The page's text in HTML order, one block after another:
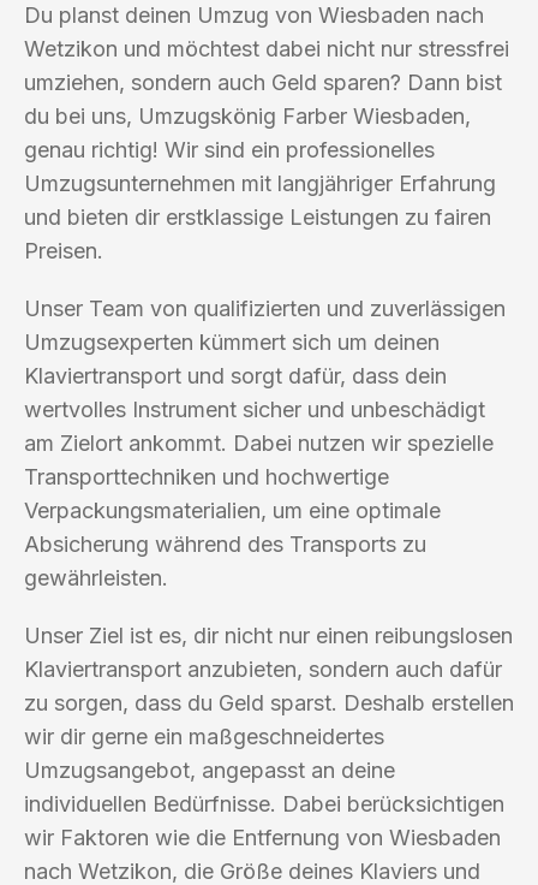
Du planst deinen Umzug von Wiesbaden nach
Wetzikon und möchtest dabei nicht nur stressfrei
umziehen, sondern auch Geld sparen? Dann bist
du bei uns, Umzugskönig Farber Wiesbaden,
genau richtig! Wir sind ein professionelles
Umzugsunternehmen mit langjähriger Erfahrung
und bieten dir erstklassige Leistungen zu fairen
Preisen.
Unser Team von qualifizierten und zuverlässigen
Umzugsexperten kümmert sich um deinen
Klaviertransport und sorgt dafür, dass dein
wertvolles Instrument sicher und unbeschädigt
am Zielort ankommt. Dabei nutzen wir spezielle
Transporttechniken und hochwertige
Verpackungsmaterialien, um eine optimale
Absicherung während des Transports zu
gewährleisten.
Unser Ziel ist es, dir nicht nur einen reibungslosen
Klaviertransport anzubieten, sondern auch dafür
zu sorgen, dass du Geld sparst. Deshalb erstellen
wir dir gerne ein maßgeschneidertes
Umzugsangebot, angepasst an deine
individuellen Bedürfnisse. Dabei berücksichtigen
wir Faktoren wie die Entfernung von Wiesbaden
nach Wetzikon, die Größe deines Klaviers und